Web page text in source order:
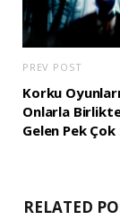
PREV POST
Korku
Onlarla
Gelen Pek Çok
RELATED